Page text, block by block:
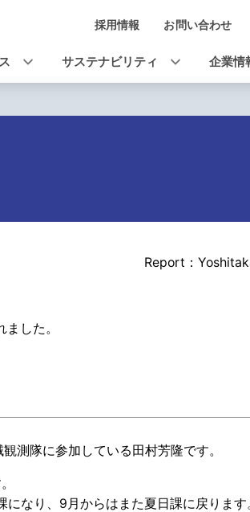
採用情報 お問い合わせ
サステナビリティ 企業情
Report：
した。
測隊に参加している田村芳隆です。
なり、9月からはまた夏日課に戻ります